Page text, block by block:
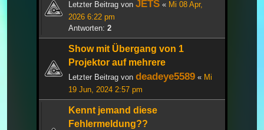
Letzter Beitrag von JETS « Mi 08 Apr,
2026 6:22 pm
Antworten: 2
Show mit Übergang von 1
Projektor auf mehrere
Letzter Beitrag von deadeye5589 « Mi
19 Jun, 2024 2:57 pm
Kennt jemand diese
Fehlermeldung??